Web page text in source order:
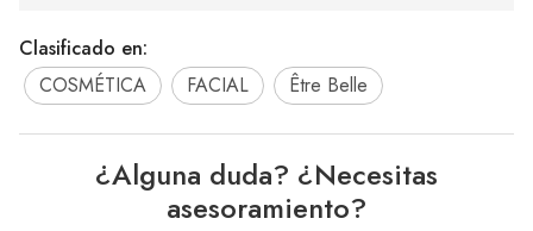
Clasificado en:
COSMÉTICA
FACIAL Être Belle
¿Alguna duda? ¿Necesitas
asesoramiento?